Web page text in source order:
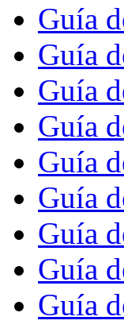
Guía
Guía
Guía
Guía
Guía
Guía
Guía
Guía
Guía